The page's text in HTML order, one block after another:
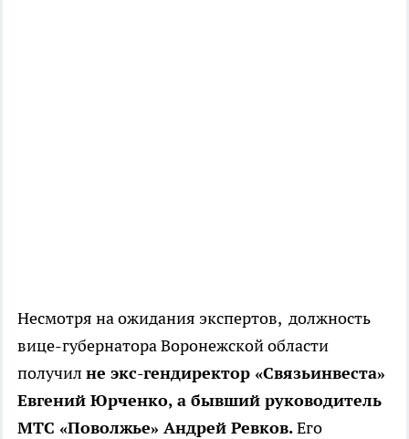
Несмотря на ожидания экспертов, должность
вице-губернатора Воронежской области
получил не экс-гендиректор «Связьинвеста»
Евгений Юрченко, а бывший руководитель
МТС «Поволжье» Андрей Ревков.Его